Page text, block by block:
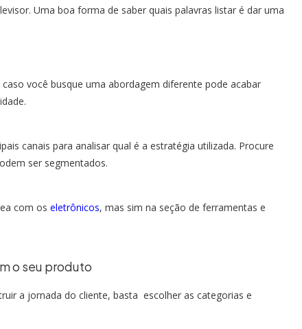
Uma boa forma de saber quais palavras listar é dar uma
você busque uma abordagem diferente pode acabar
canais para analisar qual é a estratégia utilizada. Procure
ser segmentados.
com os eletrônicos, mas sim na seção de ferramentas e
o seu produto
a jornada do cliente, basta escolher as categorias e